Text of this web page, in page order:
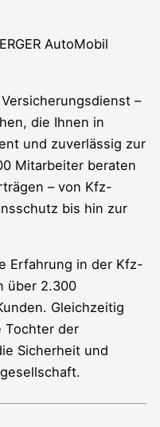
AutoMobil
Versicherungsdienst –
die Ihnen in
und zuverlässig zur
Mitarbeiter beraten
– von Kfz-
bis hin zur
Erfahrung in der Kfz-
über 2.300
Gleichzeitig
Tochter der
Sicherheit und